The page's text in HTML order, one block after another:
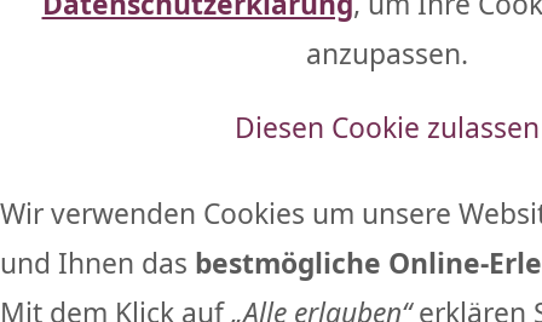
anzupassen.
Diesen Cookie zulassen
Wir verwenden Cookies um unsere
und Ihnen das bestmögliche Online-
Mit dem Klick auf„Alle erlauben“erklären